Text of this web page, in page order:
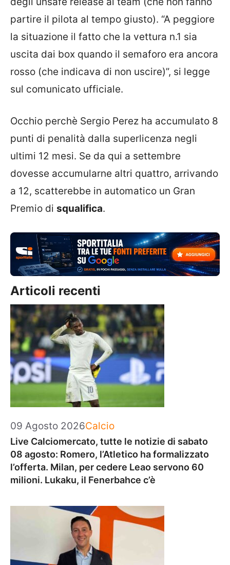
partire il pilota al tempo giusto). “A peggiore
la situazione il fatto che la vettura n.1 sia
uscita dai box quando il semaforo era ancora
rosso (che indicava di non uscire)”, si legge
sul comunicato ufficiale.
Occhio perchè Sergio Perez ha accumulato 8
punti di penalità dalla superlicenza negli
ultimi 12 mesi. Se da qui a settembre
dovesse accumularne altri quattro, arrivando
a 12, scatterebbe in automatico un Gran
Premio di squalifica.
Articoli recenti
09 Agosto 2026Categorie
Calcio
Live Calciomercato, tutte le notizie di sabato
08 agosto: Romero, l’Atletico ha formalizzato
l’offerta. Milan, per cedere Leao servono 60
milioni. Lukaku, il Fenerbahce c’è